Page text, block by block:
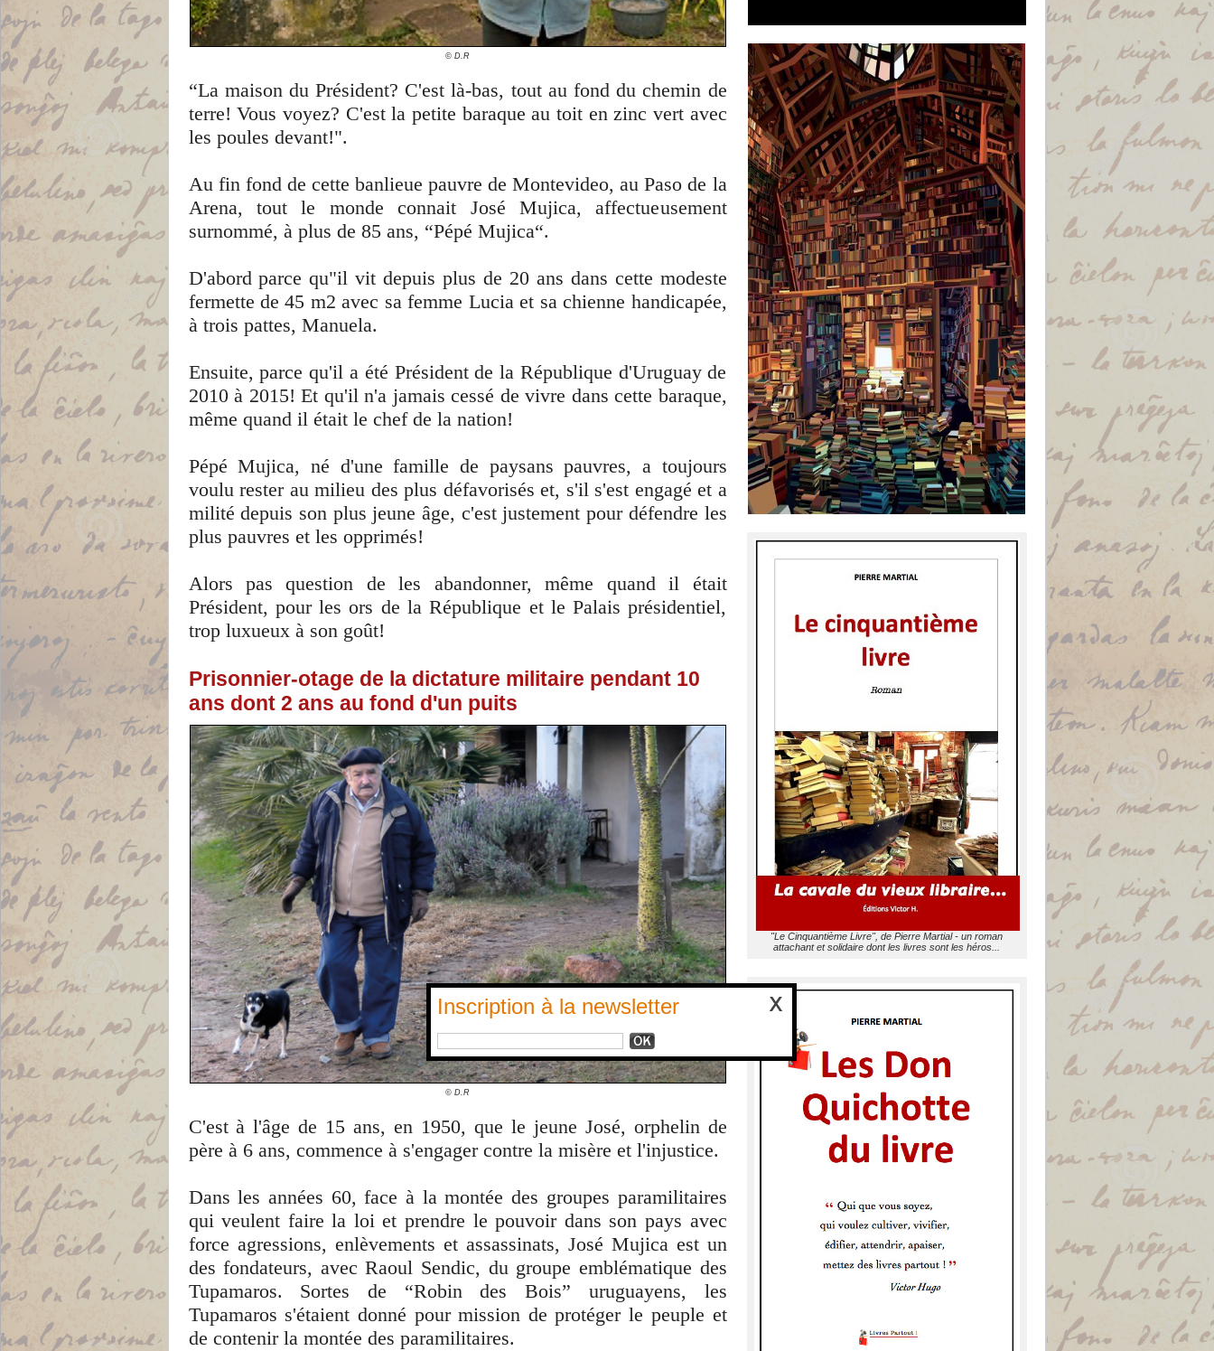
© D.R
“La maison du Président? C'est là-bas, tout au fond du chemin de
terre! Vous voyez? C'est la petite baraque au toit en zinc vert avec
les poules devant!".
Au fin fond de cette banlieue pauvre de Montevideo, au Paso de la
Arena, tout le monde connait José Mujica, affectueusement
surnommé, à plus de 85 ans, “Pépé Mujica“.
D'abord parce qu"il vit depuis plus de 20 ans dans cette modeste
fermette de 45 m2 avec sa femme Lucia et sa chienne handicapée,
à trois pattes, Manuela.
Ensuite, parce qu'il a été Président de la République d'Uruguay de
2010 à 2015! Et qu'il n'a jamais cessé de vivre dans cette baraque,
même quand il était le chef de la nation!
Pépé Mujica, né d'une famille de paysans pauvres, a toujours
voulu rester au milieu des plus défavorisés et, s'il s'est engagé et a
milité depuis son plus jeune âge, c'est justement pour défendre les
plus pauvres et les opprimés!
Alors pas question de les abandonner, même quand il était
Président, pour les ors de la République et le Palais présidentiel,
trop luxueux à son goût!
Prisonnier-otage de la dictature militaire pendant 10
ans dont 2 ans au fond d'un puits
© D.R
C'est à l'âge de 15 ans, en 1950, que le jeune José, orphelin de
père à 6 ans, commence à s'engager contre la misère et l'injustice.
Dans les années 60, face à la montée des groupes paramilitaires
qui veulent faire la loi et prendre le pouvoir dans son pays avec
force agressions, enlèvements et assassinats, José Mujica est un
des fondateurs, avec Raoul Sendic, du groupe emblématique des
Tupamaros. Sortes de “Robin des Bois” uruguayens, les
Tupamaros s'étaient donné pour mission de protéger le peuple et
de contenir la montée des paramilitaires.
"Le Cinquantième Livre", de Pierre Martial - un roman
attachant et solidaire dont les livres sont les héros...
Inscription à la newsletter